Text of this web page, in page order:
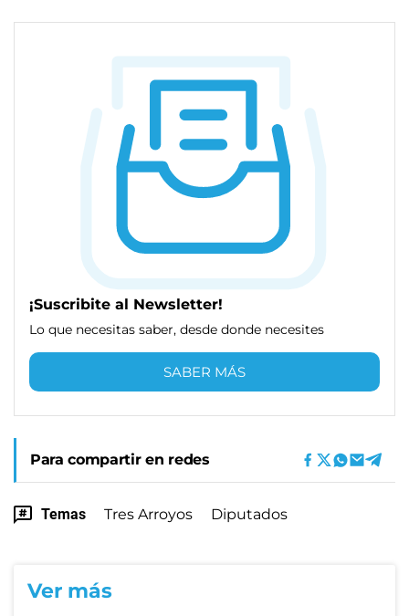
¡Suscribite al Newsletter!
Lo que necesitas saber, desde donde necesites
SABER MÁS
Para compartir en redes
Temas Tres Arroyos Diputados
Ver más